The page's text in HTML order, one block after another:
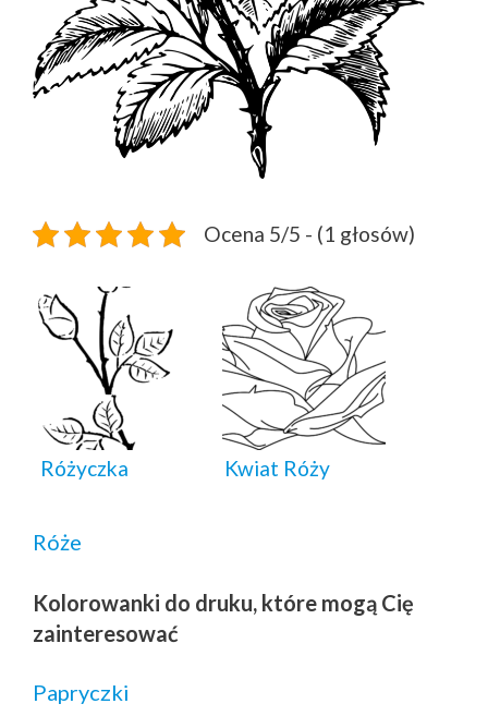
Ocena 5/5 - (1 głosów)
Różyczka Kwiat Róży
Róże
Kolorowanki do druku, które mogą Cię
zainteresować
Papryczki